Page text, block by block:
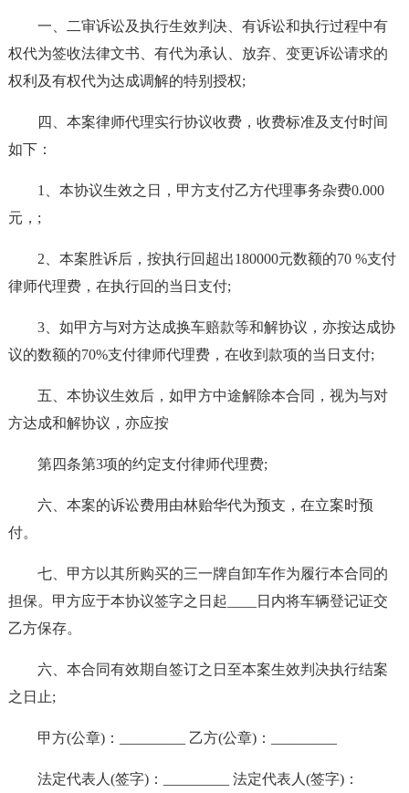
一、二审诉讼及执行生效判决、有诉讼和执行过程中有
权代为签收法律文书、有代为承认、放弃、变更诉讼请求的
权利及有权代为达成调解的特别授权;
四、本案律师代理实行协议收费，收费标准及支付时间
如下：
1、本协议生效之日，甲方支付乙方代理事务杂费0.000
元，;
2、本案胜诉后，按执行回超出180000元数额的70 %支付
律师代理费，在执行回的当日支付;
3、如甲方与对方达成换车赔款等和解协议，亦按达成协
议的数额的70%支付律师代理费，在收到款项的当日支付;
五、本协议生效后，如甲方中途解除本合同，视为与对
方达成和解协议，亦应按
第四条第3项的约定支付律师代理费;
六、本案的诉讼费用由林贻华代为预支，在立案时预
付。
七、甲方以其所购买的三一牌自卸车作为履行本合同的
担保。甲方应于本协议签字之日起____日内将车辆登记证交
乙方保存。
六、本合同有效期自签订之日至本案生效判决执行结案
之日止;
甲方(公章)：_________ 乙方(公章)：_________
法定代表人(签字)：_________ 法定代表人(签字)：